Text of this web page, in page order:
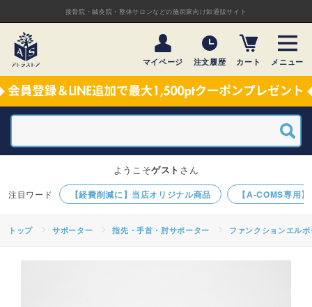
接骨院・鍼灸院・整体サロンなどの施術家向け卸通販サイト
マイページ 注文履歴 カート メニュー
【経費削減に】当店オリジナル商品 【A-COMS専用
ようこそゲスト さん
トップ サポーター 指先・手首・肘サポーター ファンクションエル